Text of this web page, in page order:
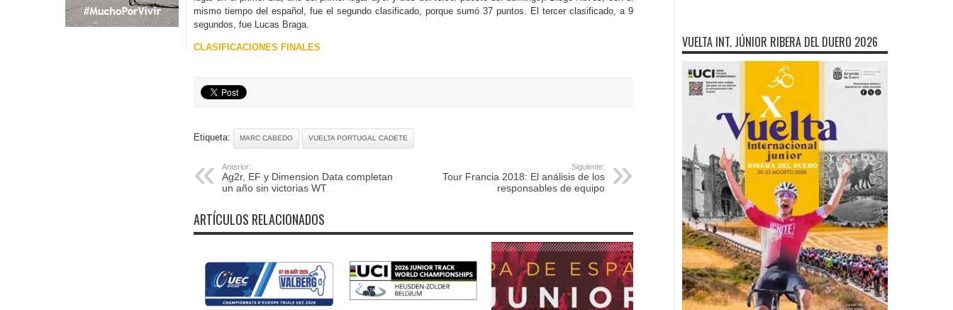
mismo tiempo del español, fue el segundo clasificado, porque sumó 37 puntos. El tercer clasificado, a 9
segundos, fue Lucas Braga.
CLASIFICACIONES FINALES
Etiqueta: MARC CABEDO VUELTA PORTUGAL CADETE
Anterior:
Ag2r, EF y Dimension Data completan
un año sin victorias WT
Siguiente:
Tour Francia 2018: El análisis de los
responsables de equipo
ARTÍCULOS RELACIONADOS
VUELTA INT. JÚNIOR RIBERA DEL DUERO 2026